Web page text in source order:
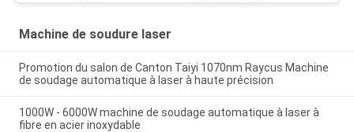
Machine de soudure laser
Promotion du salon de Canton Taiyi 1070nm Raycus Machine
de soudage automatique à laser à haute précision
1000W - 6000W machine de soudage automatique à laser à
fibre en acier inoxydable